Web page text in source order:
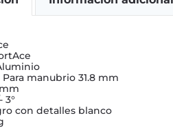
manubrio 31.8 mm
3°
con detalles blanco